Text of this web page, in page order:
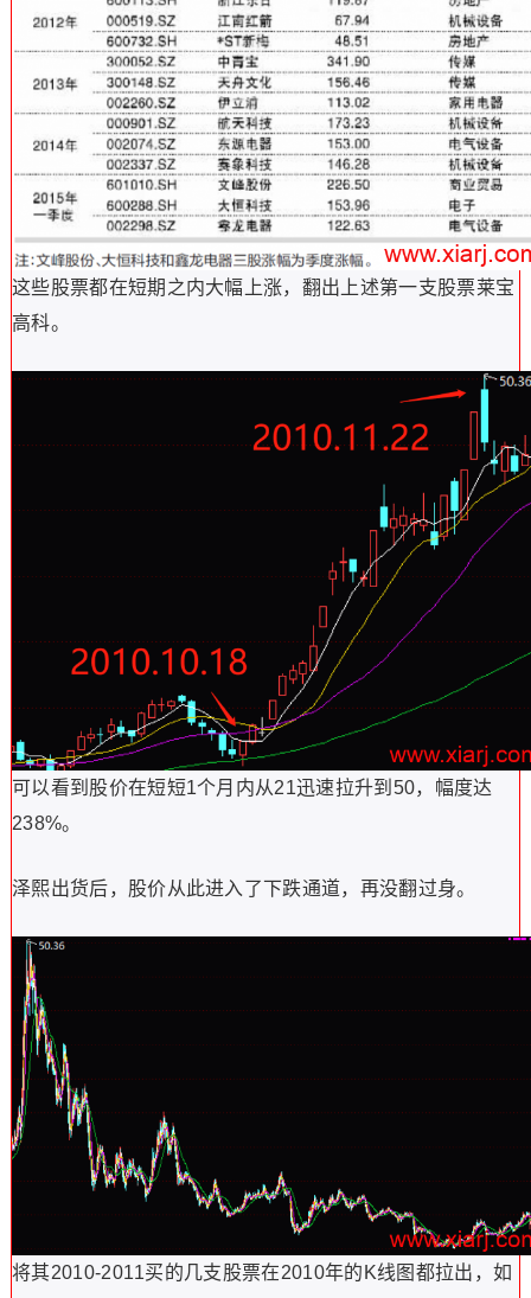
这些股票都在短期之内大幅上涨，翻出上述第一支股票莱宝
高科。
可以看到股价在短短1个月内从21迅速拉升到50，幅度达
238%。
泽熙出货后，股价从此进入了下跌通道，再没翻过身。
将其2010-2011买的几支股票在2010年的K线图都拉出，如